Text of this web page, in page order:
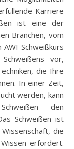
Karriere
ist eine der
Branchen, vom
AWI-Schweißkurs
vor,
die Ihre
In einer Zeit,
werden, kann
den
Schweißen ist
die
erfordert.